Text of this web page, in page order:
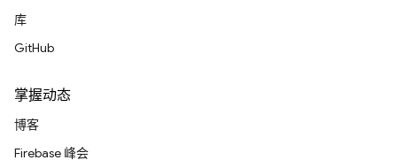
库
GitHub
掌握动态
博客
Firebase 峰会